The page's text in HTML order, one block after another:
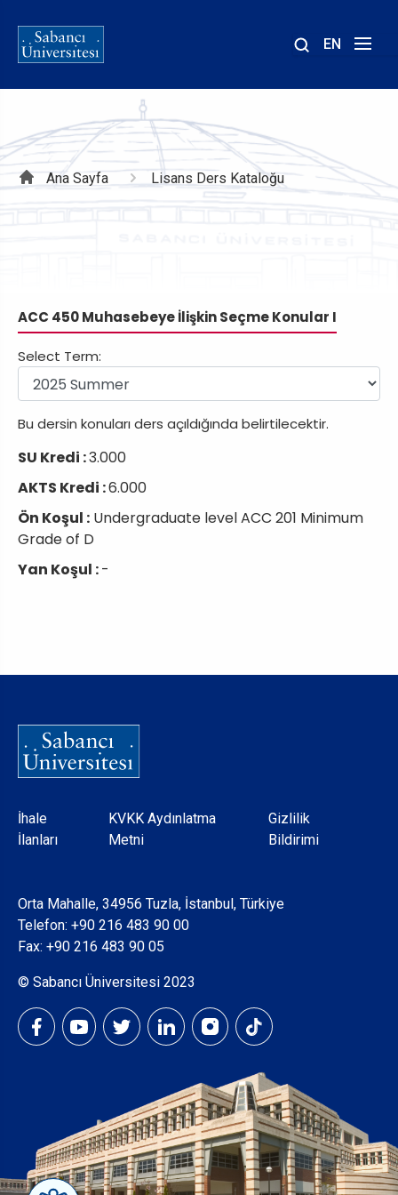
EN
Sayfa
Ana Sayfa Lisans Ders Kataloğu
ACC 450 Muhasebeye İlişkin Seçme Konular I
Select Term:
Bu dersin konuları ders açıldığında belirtilecektir.
SU Kredi :3.000
AKTS Kredi :6.000
Ön Koşul : Undergraduate level ACC 201 Minimum
Grade of D
Yan Koşul :-
Dipnot
İhale
İlanları
KVKK Aydınlatma
Metni
Gizlilik
Bildirimi
Orta Mahalle, 34956 Tuzla, İstanbul, Türkiye
Telefon: +90 216 483 90 00
Fax: +90 216 483 90 05
© Sabancı Üniversitesi 2023